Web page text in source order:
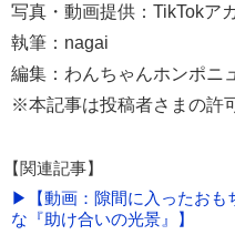
写真・動画提供：TikTokア
執筆：nagai
編集：わんちゃんホンポニ
※本記事は投稿者さまの許
【関連記事】
▶【動画：隙間に入ったお
な『助け合いの光景』】